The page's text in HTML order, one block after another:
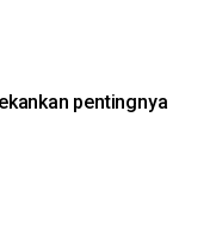
pentingnya